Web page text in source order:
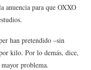
anuencia para que OXXO
han pretendido –sin
kilo. Por lo demás, dice,
problema.